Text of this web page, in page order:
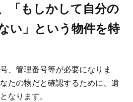
「もしかして自分の
い」という物件を特
、管理番号等が必要になりま
たの物だと確認するために、遺
なります。